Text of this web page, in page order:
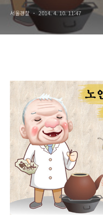
서울경찰 2014. 4. 10. 11:47